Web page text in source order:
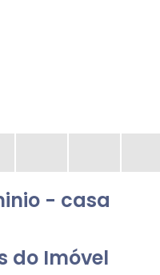
- casa
do Imóvel